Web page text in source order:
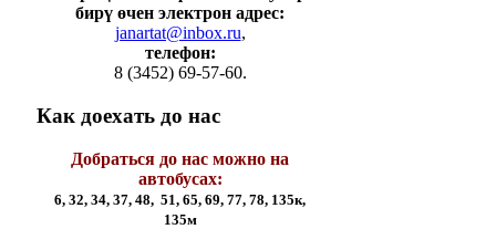
бирү өчен электрон адрес:
janartat@inbox.ru,
телефон:
8 (3452) 69-57-60.
Как доехать до нас
Добраться до нас можно на
автобусах:
6, 32, 34, 37, 48, 51, 65, 69, 77, 78, 135к,
135м